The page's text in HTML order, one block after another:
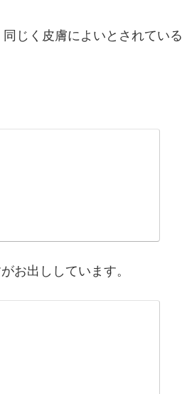
じく皮膚によいとされている
お出ししています。